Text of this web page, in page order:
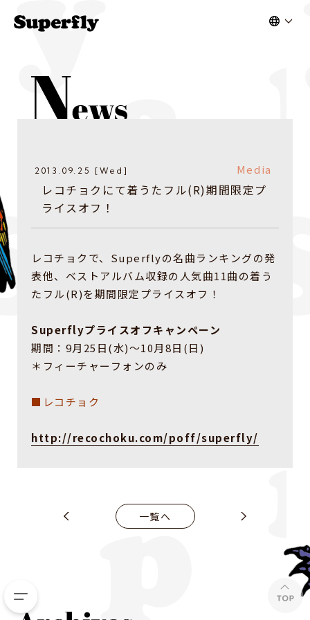
2013.09.25 [Wed] Media
レコチョクにて着うたフル(R)期間限定プ
ライスオフ！
レコチョクで、Superflyの名曲ランキングの発
表他、ベストアルバム収録の人気曲11曲の着う
たフル(R)を期間限定プライスオフ！
Superflyプライスオフキャンペーン
期間：9月25日(水)～10月8日(日)
＊フィーチャーフォンのみ
■レコチョク
http://recochoku.com/poff/superfly/
一覧へ